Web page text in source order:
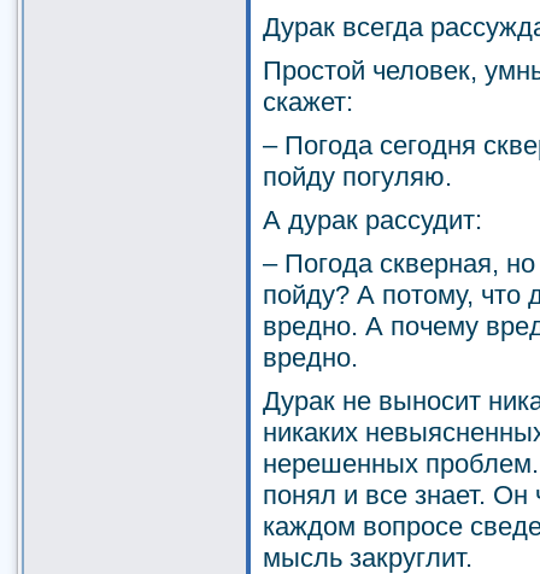
Дурак всегда
Простой человек,
скажет:
– Погода сегодня
пойду погуляю.
А дурак рассудит:
– Погода скверная,
пойду? А потому, что
вредно. А почему
вредно.
Дурак не выносит
никаких
нерешенных
понял и все знает. Он
каждом вопросе
мысль закруглит.